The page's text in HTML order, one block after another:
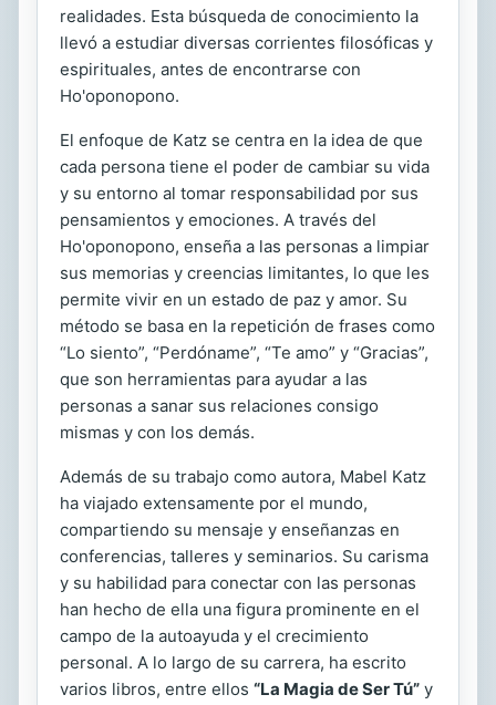
realidades. Esta búsqueda de conocimiento la
llevó a estudiar diversas corrientes filosóficas y
espirituales, antes de encontrarse con
Ho'oponopono.
El enfoque de Katz se centra en la idea de que
cada persona tiene el poder de cambiar su vida
y su entorno al tomar responsabilidad por sus
pensamientos y emociones. A través del
Ho'oponopono, enseña a las personas a limpiar
sus memorias y creencias limitantes, lo que les
permite vivir en un estado de paz y amor. Su
método se basa en la repetición de frases como
“Lo siento”, “Perdóname”, “Te amo” y “Gracias”,
que son herramientas para ayudar a las
personas a sanar sus relaciones consigo
mismas y con los demás.
Además de su trabajo como autora, Mabel Katz
ha viajado extensamente por el mundo,
compartiendo su mensaje y enseñanzas en
conferencias, talleres y seminarios. Su carisma
y su habilidad para conectar con las personas
han hecho de ella una figura prominente en el
campo de la autoayuda y el crecimiento
personal. A lo largo de su carrera, ha escrito
varios libros, entre ellos “La Magia de Ser Tú” y